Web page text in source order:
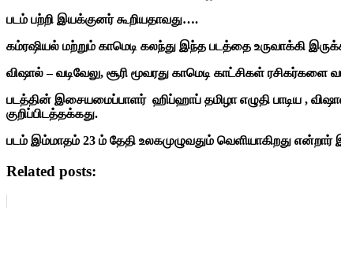
படம் பற்றி இயக்குனர் கூறியதாவது….
கம்ரஷியல் மற்றும் காமெடி கலந்து இந்த படத்தை
விஷால் – வடிவேலு, சூரி மூவரது காமெடி காட்சிகள்
படத்தின் இசையமைப்பாளர் ஹிப்ஹாப் தமிழா எழுதி பாடிய ,
குறிப்பிடத்தக்கது.
படம் இம்மாதம் 23 ம் தேதி உலகமுழுவதும் வெளியாகிறது என்றார்
Related posts: